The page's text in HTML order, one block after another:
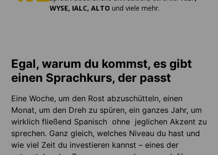
WYSE, IALC, ALTO und viele mehr.
Egal, warum du kommst, es gibt
einen Sprachkurs, der passt
Eine Woche, um den Rost abzuschütteln, einen
Monat, um den Dreh zu spüren, ein ganzes Jahr, um
wirklich fließend Spanisch ohne jeglichen Akzent zu
sprechen. Ganz gleich, welches Niveau du hast und
wie viel Zeit du investieren kannst – eines der